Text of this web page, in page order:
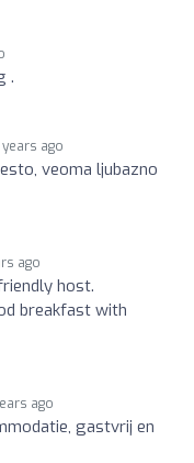
.
years ago
veoma ljubazno
ago
host.
breakfast with
ago
gastvrij en